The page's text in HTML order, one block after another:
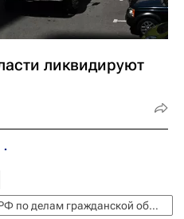
ликвидируют
МЧС России (Министерство РФ по делам гражданской обороны, чрезвычайным ситуациям и ликвидации последствий стихийных бедствий)